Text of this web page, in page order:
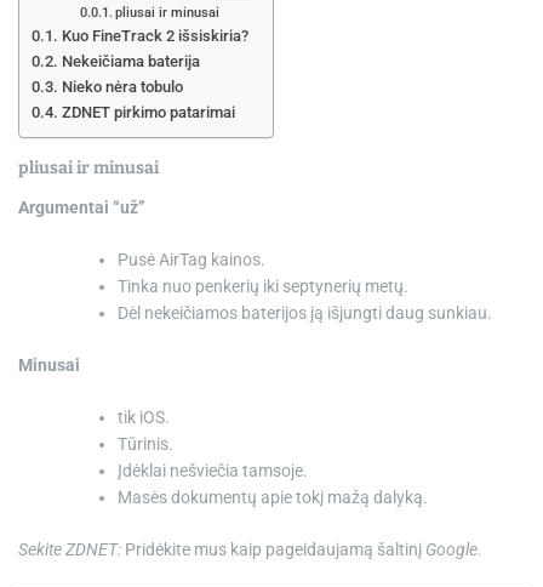
pliusai ir minusai
Kuo FineTrack 2 išsiskiria?
Nekeičiama baterija
Nieko nėra tobulo
ZDNET pirkimo patarimai
pliusai ir minusai
Argumentai “už”
Pusė AirTag kainos.
Tinka nuo penkerių iki septynerių metų.
Dėl nekeičiamos baterijos ją išjungti daug sunkiau.
Minusai
tik iOS.
Tūrinis.
Įdėklai nešviečia tamsoje.
Masės dokumentų apie tokį mažą dalyką.
Sekite ZDNET: Pridėkite mus kaip pageidaujamą šaltinį Google.